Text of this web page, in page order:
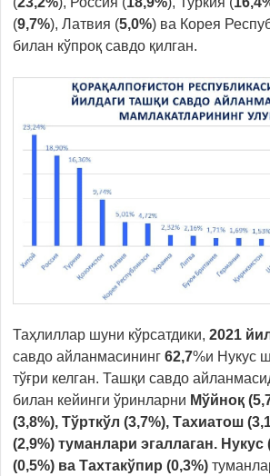
(9,7%), Латвия (5,0%) ва Корея
билан кўпроқ савдо қилган.
Таҳлиллар шуни кўрсатдики, 2021
савдо айланмасининг 62,7%и Нукус
тўғри келган. Ташқи савдо
билан кейинги ўринларни Мўйноқ
(3,8%), Тўрткўл (3,7%), Тахиатош
(2,9%) туманлари эгаллаган. Нукус
(0,5%) ва Тахтакўпир (0,3%)